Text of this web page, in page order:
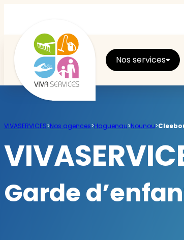
Nos services
Repassage
Jardin
VIVASERVICES>Nos agences>Haguenau>Nounou>
Garde